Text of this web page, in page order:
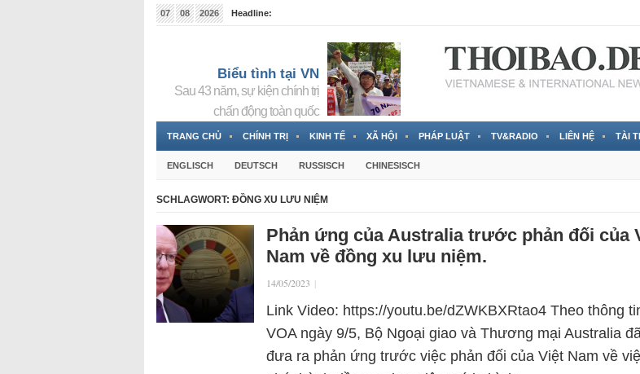
07 08 2026
Headline:
Biểu tình tại VN
Sau 43 năm, sự kiện chính trị
chấn động toàn quốc
TRANG CHỦ CHÍNH TRỊ KINH TẾ XÃ HỘI PHÁP LUẬT TV&RADIO LIÊN HỆ TÀI
ENGLISCH DEUTSCH RUSSISCH CHINESISCH
SCHLAGWORT: ĐỒNG XU LƯU NIỆM
Phản ứng của Australia trước phản đối của
Nam về đồng xu lưu niệm.
14/05/2023 |
Link Video: https://youtu.be/dZWKBXRtao4 Theo thông
VOA ngày 9/5, Bộ Ngoại giao và Thương mại Australia
đưa ra phản ứng trước việc phản đối của Việt Nam về